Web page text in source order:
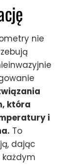
nie
która
i
To
dając
każdym